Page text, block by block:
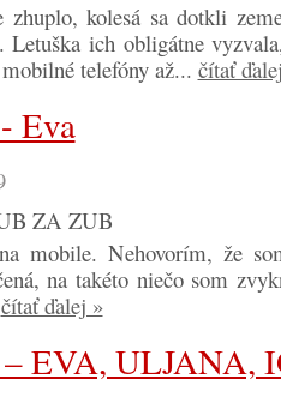
zhuplo, kolesá sa dotkli
ich obligátne
telefóny až... čítať
Eva
ZA ZUB
mobile. Nehovorím, že
na takéto niečo som
čítať ďalej »
EVA, ULJANA,